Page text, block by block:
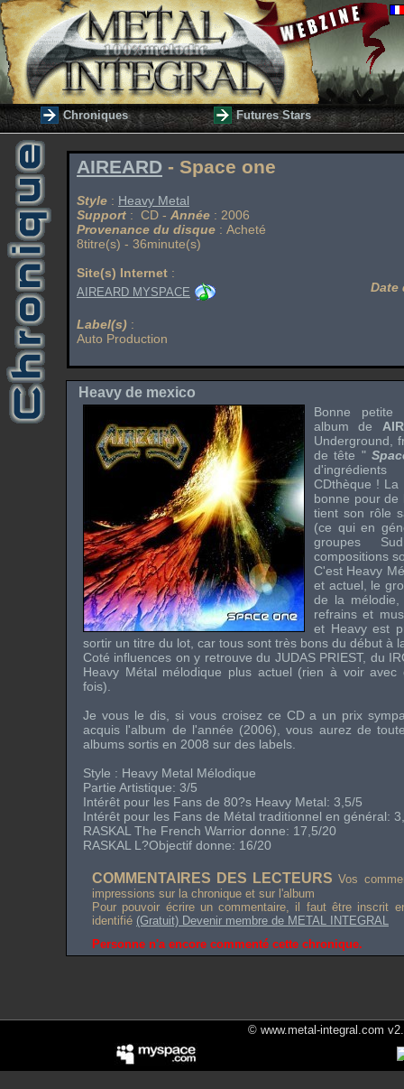
Chroniques Futures Stars
AIREARD - Space one
Style : Heavy Metal
Support : CD - Année : 2006
Provenance du disque : Acheté
8titre(s) - 36minute(s)
Site(s) Internet :
AIREARD MYSPACE
Label(s) :
Auto Production
Date
Heavy de mexico
Bonne petite
album de
Underground,
de tête "
CDthèque ! La
bonne pour de
tient son rôle
(ce qui en
groupes
compositions
C'est Heavy
et actuel, le
de la
refrains et
et Heavy est
sortir un titre du lot, car tous sont très bons du début à
Coté influences on y retrouve du JUDAS PRIEST, du
Heavy Métal mélodique plus actuel (rien à voir avec
fois).
Je vous le dis, si vous croisez ce CD a un prix
acquis l'album de l'année (2006), vous aurez de
albums sortis en 2008 sur des labels.
Style : Heavy Metal Mélodique
Partie Artistique: 3/5
Intérêt pour les Fans de 80?s Heavy Metal: 3,5/5
Intérêt pour les Fans de Métal traditionnel en général:
RASKAL The French Warrior donne: 17,5/20
RASKAL L?Objectif donne: 16/20
COMMENTAIRES DES LECTEURS Vos
impressions sur la chronique et sur l'album
Pour pouvoir écrire un commentaire, il faut être inscrit
identifié (Gratuit) Devenir membre de METAL INTEGRAL
Personne n'a encore commenté cette chronique.
© www.metal-integral.com